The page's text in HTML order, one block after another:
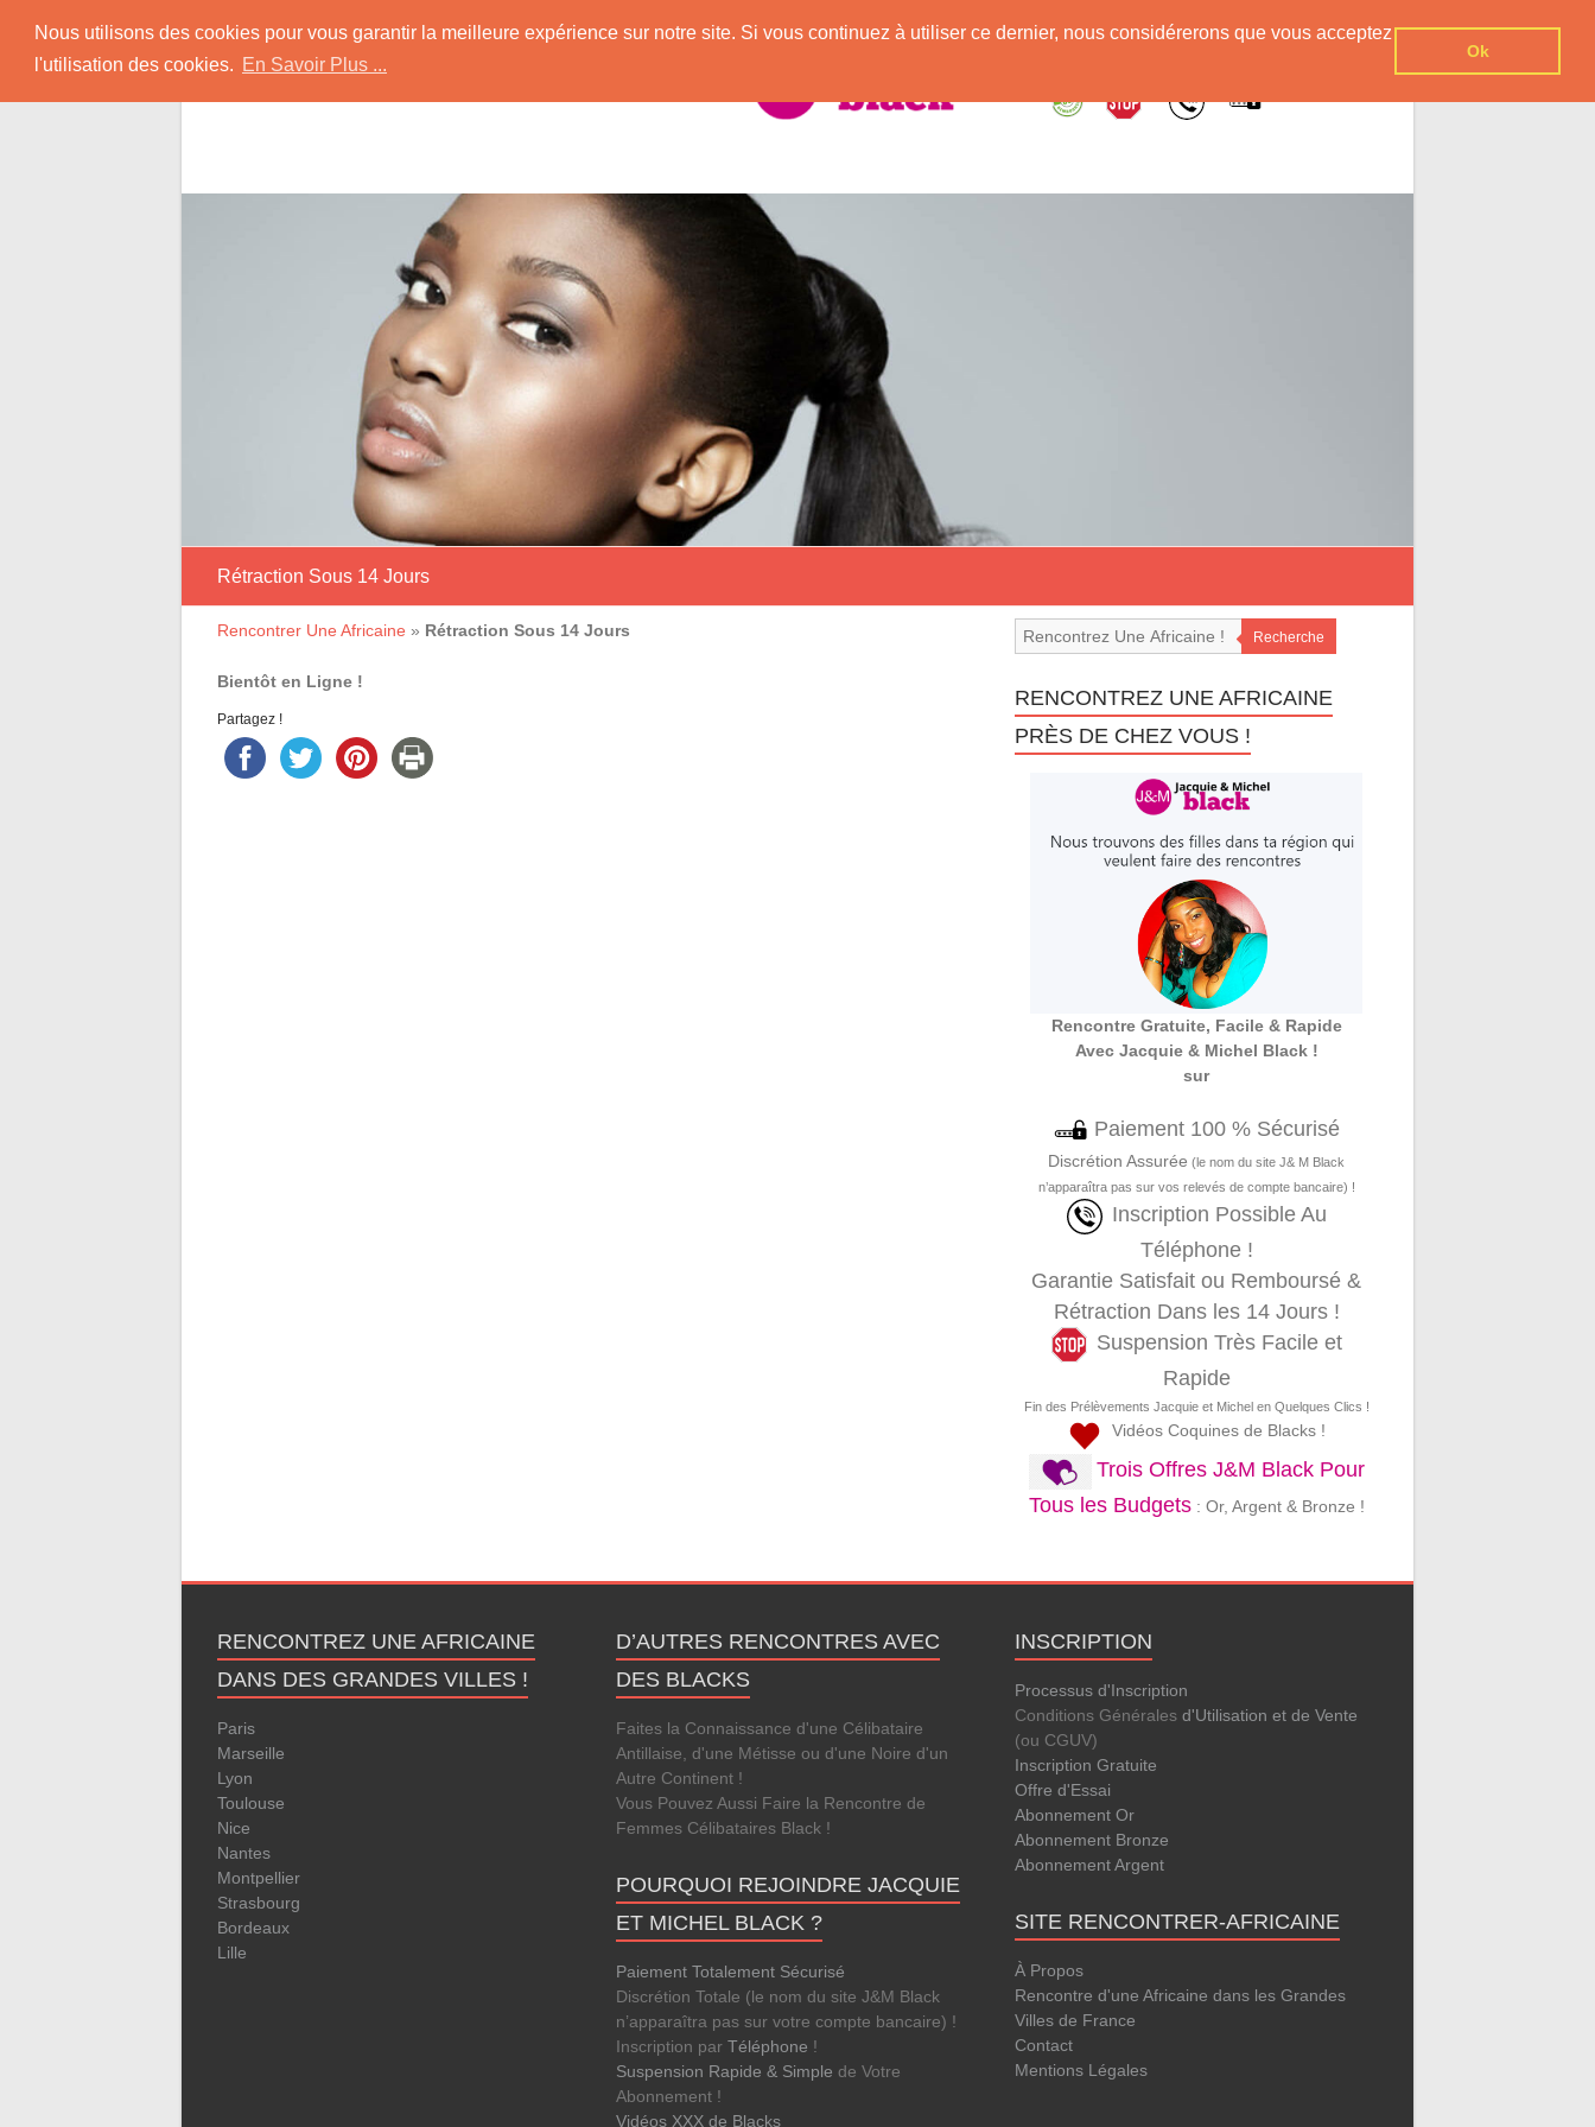
Nous utilisons des cookies pour vous garantir la meilleure expérience sur notre site. Si vous continuez à utiliser ce dernier, nous considérerons que vous acceptez
l'utilisation des cookies. En Savoir Plus ...
Ok
content
Rencontrer-Africaine
Conseils et Infos pour la Rencontre d'une Belle Africaine !
Rétraction Sous 14 Jours
Rencontrer Une Africaine » Rétraction Sous 14 Jours
Bientôt en Ligne !
Partagez !
Recherche
RENCONTREZ UNE AFRICAINE
PRÈS DE CHEZ VOUS !
Rencontre Gratuite, Facile & Rapide
Avec Jacquie & Michel Black !
sur
Paiement 100 % Sécurisé
Discrétion Assurée (le nom du site J& M Black
n’apparaîtra pas sur vos relevés de compte bancaire) !
Inscription Possible Au
Téléphone !
Garantie Satisfait ou Remboursé &
Rétraction Dans les 14 Jours !
Suspension Très Facile et
Rapide
Fin des Prélèvements Jacquie et Michel en Quelques Clics !
Vidéos Coquines de Blacks !
Trois Offres J&M Black Pour
Tous les Budgets: Or, Argent & Bronze !
RENCONTREZ UNE AFRICAINE
DANS DES GRANDES VILLES !
Paris
Marseille
Lyon
Toulouse
Nice
Nantes
Montpellier
Strasbourg
Bordeaux
Lille
D’AUTRES RENCONTRES AVEC
DES BLACKS
Faites la Connaissance d'une Célibataire
Antillaise, d'une Métisse ou d'une Noire d'un
Autre Continent !
Vous Pouvez Aussi Faire la Rencontre de
Femmes Célibataires Black !
POURQUOI REJOINDRE JACQUIE
ET MICHEL BLACK ?
Paiement Totalement Sécurisé
Discrétion Totale (le nom du site J&M Black
n’apparaîtra pas sur votre compte bancaire) !
Inscription par Téléphone !
Suspension Rapide & Simple de Votre
Abonnement !
Vidéos XXX de Blacks
INSCRIPTION
Processus d'Inscription
Conditions Générales d'Utilisation et de Vente
(ou CGUV)
Inscription Gratuite
Offre d'Essai
Abonnement Or
Abonnement Bronze
Abonnement Argent
SITE RENCONTRER-AFRICAINE
À Propos
Rencontre d'une Africaine dans les Grandes
Villes de France
Contact
Mentions Légales